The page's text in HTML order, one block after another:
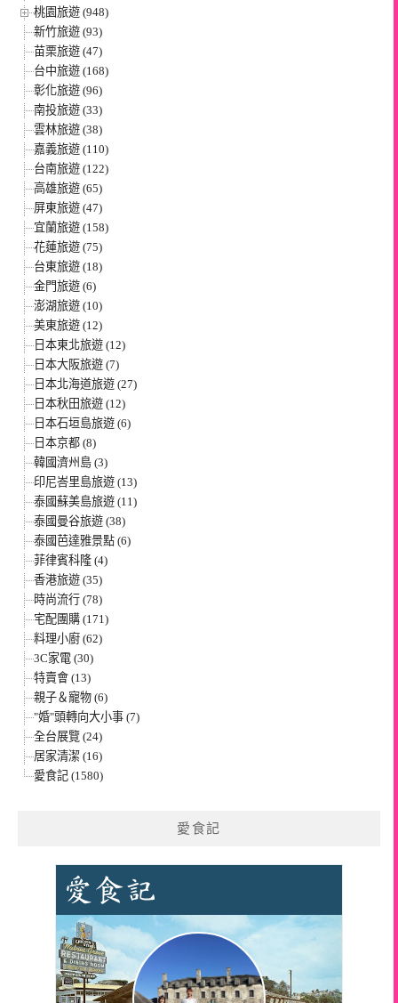
桃園旅遊 (948)
新竹旅遊 (93)
苗栗旅遊 (47)
台中旅遊 (168)
彰化旅遊 (96)
南投旅遊 (33)
雲林旅遊 (38)
嘉義旅遊 (110)
台南旅遊 (122)
高雄旅遊 (65)
屏東旅遊 (47)
宜蘭旅遊 (158)
花蓮旅遊 (75)
台東旅遊 (18)
金門旅遊 (6)
澎湖旅遊 (10)
美東旅遊 (12)
日本東北旅遊 (12)
日本大阪旅遊 (7)
日本北海道旅遊 (27)
日本秋田旅遊 (12)
日本石垣島旅遊 (6)
日本京都 (8)
韓國濟州島 (3)
印尼峇里島旅遊 (13)
泰國蘇美島旅遊 (11)
泰國曼谷旅遊 (38)
泰國芭達雅景點 (6)
菲律賓科隆 (4)
香港旅遊 (35)
時尚流行 (78)
宅配團購 (171)
料理小廚 (62)
3C家電 (30)
特賣會 (13)
親子＆寵物 (6)
"婚"頭轉向大小事 (7)
全台展覽 (24)
居家清潔 (16)
愛食記 (1580)
愛食記